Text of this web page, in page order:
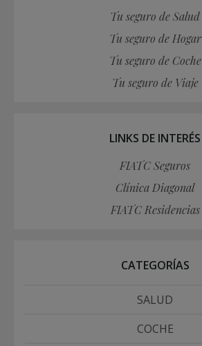
Tu seguro de Salud
Tu seguro de Hogar
Tu seguro de Coche
Tu seguro de Viaje
LINKS DE INTERÉS
FIATC Seguros
Clínica Diagonal
FIATC Residencias
CATEGORÍAS
SALUD
COCHE